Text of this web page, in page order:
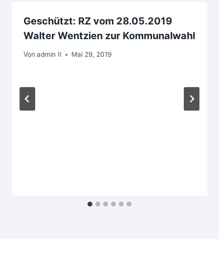
Geschützt: RZ vom 28.05.2019
Walter Wentzien zur Kommunalwahl
Von admin II Mai 29, 2019